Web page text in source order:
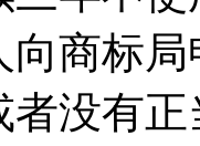
商标
者没有